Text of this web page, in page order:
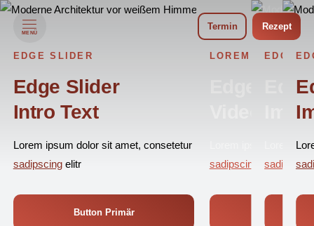
MENÜ
Termin Rezept
EDGE SLIDER
Edge Slider
Intro Text
Lorem ipsum dolor sit amet, consetetur
sadipscingelitr
Button Primär
LOREM IPSUM
Edge
Video
Lorem ipsum dolor
sadipscing
elitr
EDGE
Lorem
sadipscing